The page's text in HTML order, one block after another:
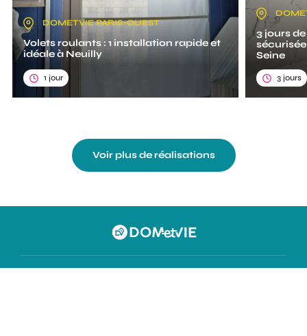
DOMETVIE PARIS-OUEST
Volets roulants : 1 installation rapide et
idéale à Neuilly
1 jour
3 jours
Seine
3 jours
Voir plus de réalisations